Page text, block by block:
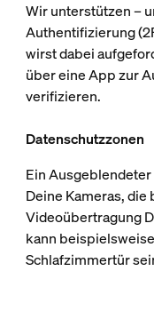
Wir unterstützen –
Authentifizierung
wirst dabei
über eine App zur
verifizieren.
Datenschutzzonen
Ein
Deine Kameras,
Videoübertragung
kann
Schlafzimmertür